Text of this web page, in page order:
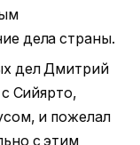
дела страны.
дел Дмитрий
Сийярто,
и пожелал
с этим